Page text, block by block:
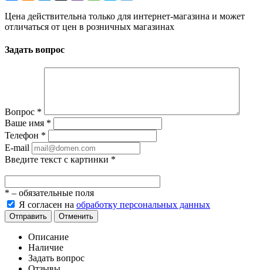
Цена действительна только для интернет-магазина и может
отличаться от цен в розничных магазинах
Задать вопрос
Вопрос *
Ваше имя *
Телефон *
E-mail
Введите текст с картинки *
* – обязательные поля
Я согласен на обработку персональных данных
Отправить Отменить
Описание
Наличие
Задать вопрос